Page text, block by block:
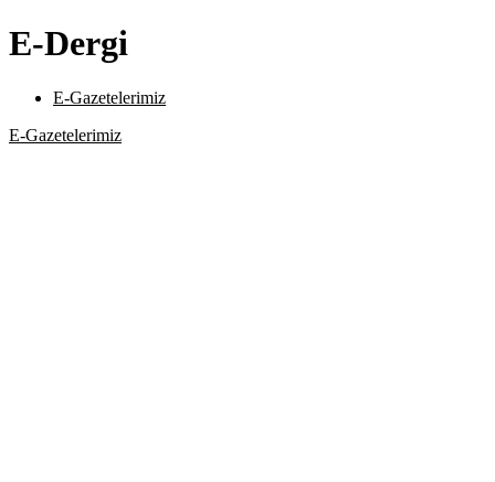
E-Dergi
E-Gazetelerimiz
E-Gazetelerimiz